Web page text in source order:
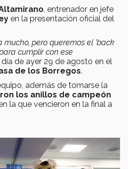
, entrenador en jefe
en la presentación oficial del
mucho, pero queremos el 'back
cumplir con ese
día de ayer 29 de agosto en el
de los Borregos.
además de tomarse la
los anillos de campeón
la que vencieron en la final a